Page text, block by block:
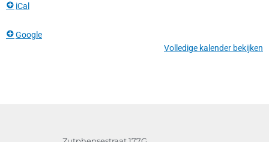
iCal
Google
Volledige kalender bekijken